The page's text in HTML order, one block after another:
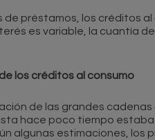
préstamos, los créditos
es variable, la cuantía
los créditos al consumo
de las grandes cadenas
hace poco tiempo
algunas estimaciones,